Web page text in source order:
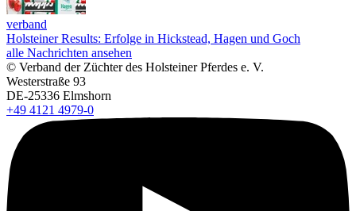
verband
Holsteiner Results: Erfolge in Hickstead, Hagen und Goch
alle Nachrichten ansehen
© Verband der Züchter des Holsteiner Pferdes e. V.
Westerstraße 93
DE-25336 Elmshorn
+49 4121 4979-0